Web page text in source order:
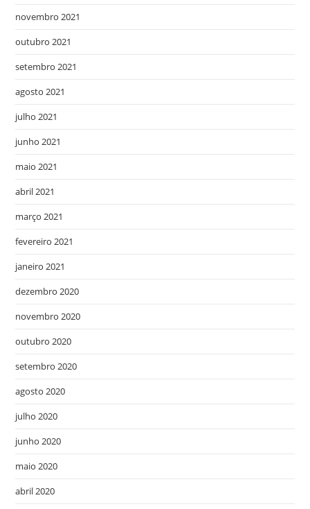
novembro 2021
outubro 2021
setembro 2021
agosto 2021
julho 2021
junho 2021
maio 2021
abril 2021
março 2021
fevereiro 2021
janeiro 2021
dezembro 2020
novembro 2020
outubro 2020
setembro 2020
agosto 2020
julho 2020
junho 2020
maio 2020
abril 2020